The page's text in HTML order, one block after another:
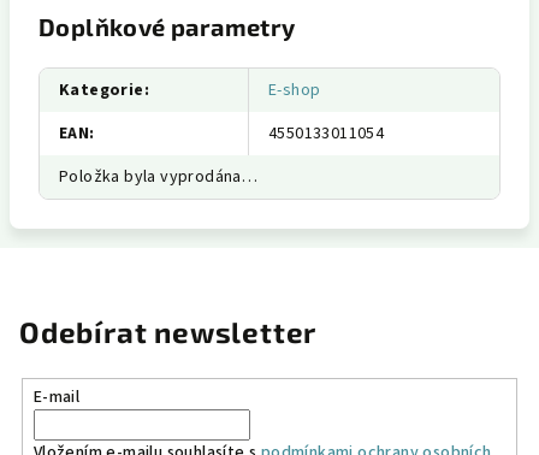
Doplňkové parametry
Kategorie:
E-shop
EAN:
4550133011054
Položka byla vyprodána…
Odebírat newsletter
E-mail